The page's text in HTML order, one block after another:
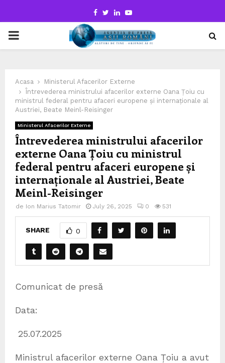
Facebook
TwitterLinkedinYoutube
PRIMARY
Acasa
Ministerul Afacerilor Externe
Întrevederea ministrului afacerilor externe Oana Țoiu cu
ministrul federal pentru afaceri europene și internaționale al
Austriei, Beate Meinl-Reisinger
Ministerul Afacerilor Externe
Întrevederea ministrului afacerilor
externe Oana Țoiu cu ministrul
federal pentru afaceri europene și
internaționale al Austriei, Beate
Meinl-Reisinger
de Ion Marius Tatomir July 26, 2025 0 531
SHARE 0
Comunicat de presă
Data:
25.07.2025
Ministrul afacerilor externe Oana Țoiu a avut